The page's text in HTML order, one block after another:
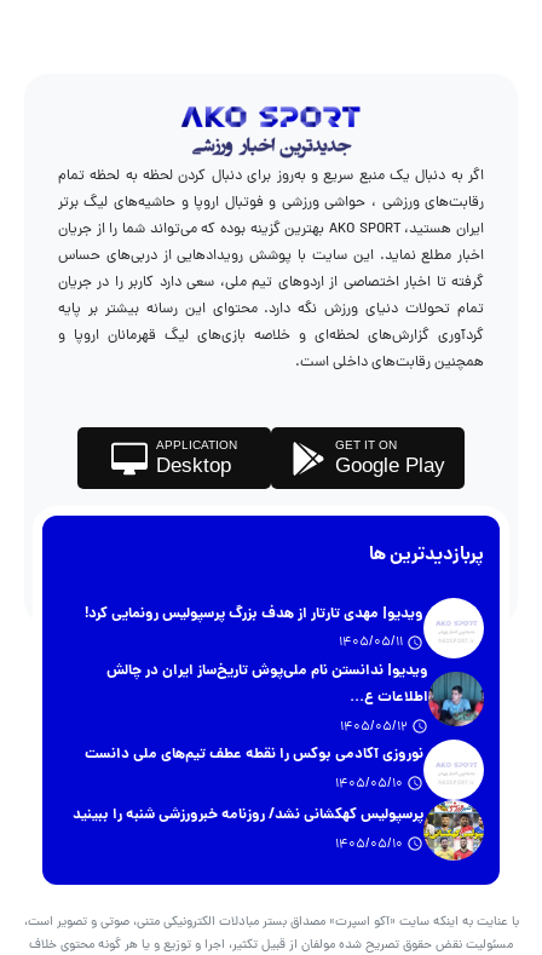
اگر به دنبال یک منبع سریع و به‌روز برای دنبال کردن لحظه به لحظه تمام
رقابت‌های ورزشی ، حواشی ورزشی و فوتبال اروپا و حاشیه‌های لیگ برتر
ایران هستید، AKO SPORT بهترین گزینه بوده که می‌تواند شما را از جریان
اخبار مطلع نماید. این سایت با پوشش رویدادهایی از دربی‌های حساس
گرفته تا اخبار اختصاصی از اردوهای تیم ملی، سعی دارد کاربر را در جریان
تمام تحولات دنیای ورزش نگه دارد. محتوای این رسانه بیشتر بر پایه
گردآوری گزارش‌های لحظه‌ای و خلاصه بازی‌های لیگ قهرمانان اروپا و
همچنین رقابت‌های داخلی است.
GET IT ON
Google Play
APPLICATION
Desktop
پربازدیدترین ها
ویدیو| مهدی تارتار از هدف بزرگ پرسپولیس رونمایی کرد!
ویدیو| ندانستن نام ملی‌پوش تاریخ‌ساز ایران در چالش
اطلاعات ع...
نوروزی آکادمی بوکس را نقطه عطف تیم‌های ملی دانست
پرسپولیس کهکشانی نشد/ روزنامه خبرورزشی شنبه را ببینید
با عنایت به اینکه سایت «آکو اسپرت» مصداق بستر مبادلات الکترونیکی متنی، صوتی و تصویر است،
مسئولیت نقض حقوق تصریح شده مولفان از قبیل تکثیر، اجرا و توزیع و یا هر گونه محتوی خلاف